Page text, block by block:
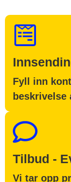
Fyll inn
beskrivelse
Tilbud -
Vi tar opp